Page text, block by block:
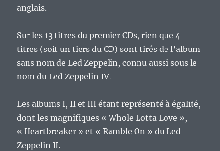
anglais.
Sur les 13 titres du premier CDs, rien que 4
titres (soit un tiers du CD) sont tirés de l’album
sans nom de Led Zeppelin, connu aussi sous le
nom du Led Zeppelin IV.
Les albums I, II et III étant représenté à égalité,
dont les magnifiques « Whole Lotta Love »,
« Heartbreaker » et « Ramble On » du Led
Zeppelin II.